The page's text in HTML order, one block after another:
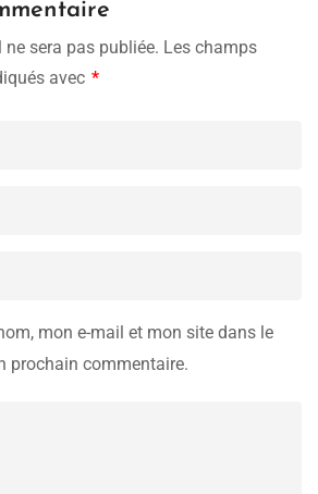
sera pas publiée. Les champs
avec *
mon e-mail et mon site dans le
prochain commentaire.